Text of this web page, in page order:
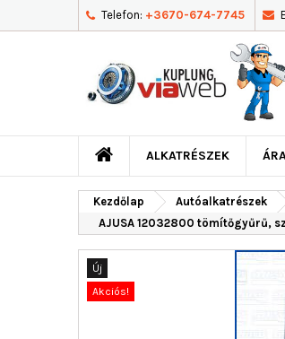
Telefon: +3670-674-7745
ALKATRÉSZEK
Kezdőlap Autóalkatrészek
AJUSA 12032800 tömítőgyűrű,
Új
Akciós!